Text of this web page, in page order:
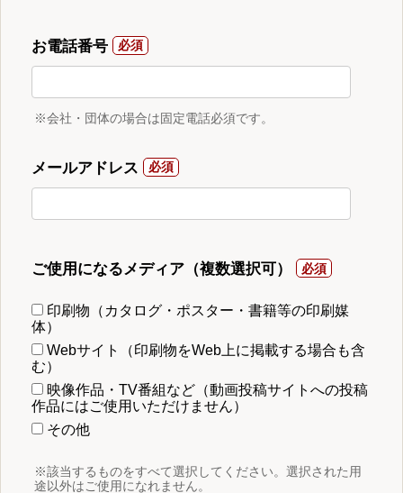
お電話番号
※会社・団体の場合は固定電話必須です。
メールアドレス
ご使用になるメディア（複数選択可）
印刷物（カタログ・ポスター・書籍等の印刷媒
体）
Webサイト（印刷物をWeb上に掲載する場合も含
む）
映像作品・TV番組など（動画投稿サイトへの投稿
作品にはご使用いただけません）
その他
※該当するものをすべて選択してください。選択された用
途以外はご使用になれません。